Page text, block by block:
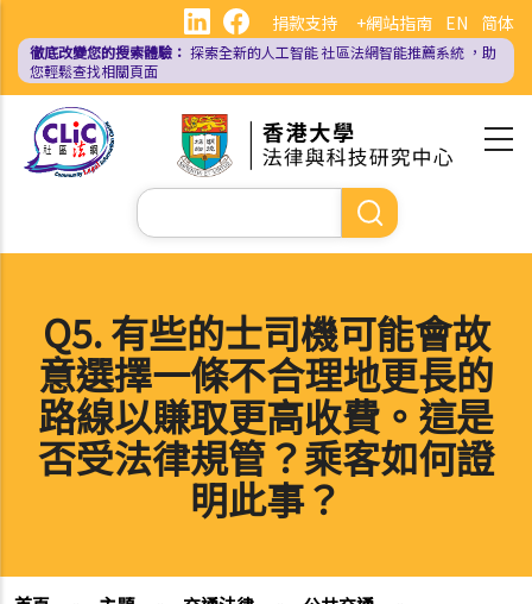
內
EN 简体
捐款支持 +網站指南
徹底改變您的搜索體驗： 探索全新的人工智能社區法網智能推薦系統 ，助
您輕鬆查找相關頁面
Search
Q5. 有些的士司機可能會故
意選擇一條不合理地更長的
路線以賺取更高收費。這是
否受法律規管？乘客如何證
明此事？